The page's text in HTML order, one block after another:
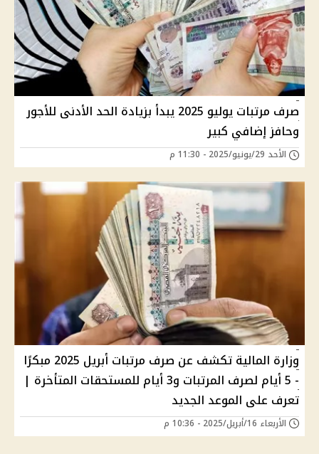
صرف مرتبات يوليو 2025 يبدأ بزيادة الحد الأدنى للأجور
وحافز إضافي كبير
الأحد 29/يونيو/2025 - 11:30 م
وزارة المالية تكشف عن صرف مرتبات أبريل 2025 مبكرًا
- 5 أيام لصرف المرتبات و3 أيام للمستحقات المتأخرة |
تعرف على الموعد الجديد
الأربعاء 16/أبريل/2025 - 10:36 م